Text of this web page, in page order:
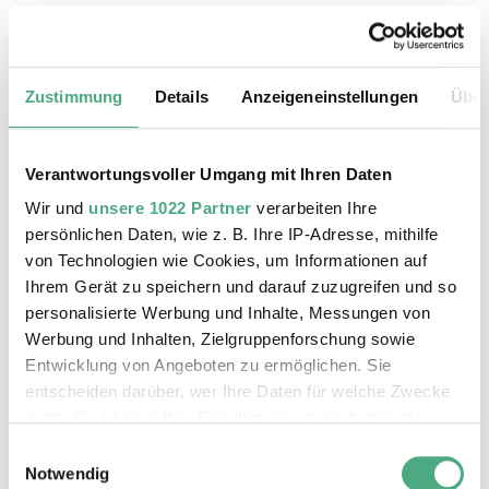
Zustimmung Details Anzeigeneinstellungen
Verantwortungsvoller Umgang mit Ihren Daten
Wir und unsere 1022 Partner verarbeiten Ihre
persönlichen Daten, wie z. B. Ihre IP-Adresse, mithilfe
von Technologien wie Cookies, um Informationen auf
Ihrem Gerät zu speichern und darauf zuzugreifen und so
personalisierte Werbung und Inhalte, Messungen von
Werbung und Inhalten, Zielgruppenforschung sowie
Entwicklung von Angeboten zu ermöglichen. Sie
entscheiden darüber, wer Ihre Daten für welche Zwecke
Trigger Symbol ändern oder widerrufen
Notwendig
Das könnte Sie auch interessieren
X RAY neu